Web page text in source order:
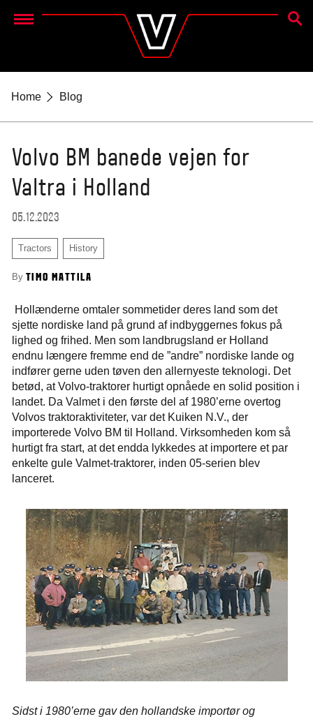
Menu
SØG
Home Blog
Volvo BM banede vejen for
Valtra i Holland
05.12.2023
Tractors History
By TIMO MATTILA
Hollænderne omtaler sommetider deres land som det
sjette nordiske land på grund af indbyggernes fokus på
lighed og frihed. Men som landbrugsland er Holland
endnu længere fremme end de ”andre” nordiske lande og
indfører gerne uden tøven den allernyeste teknologi. Det
betød, at Volvo-traktorer hurtigt opnåede en solid position i
landet. Da Valmet i den første del af 1980’erne overtog
Volvos traktoraktiviteter, var det Kuiken N.V., der
importerede Volvo BM til Holland. Virksomheden kom så
hurtigt fra start, at det endda lykkedes at importere et par
enkelte gule Valmet-traktorer, inden 05-serien blev
lanceret.
Sidst i 1980’erne gav den hollandske importør og